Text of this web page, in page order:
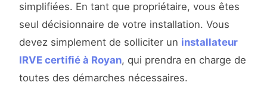
simplifiées. En tant que propriétaire, vous êtes
seul décisionnaire de votre installation. Vous
devez simplement de solliciter un installateur
IRVE certifié à Royan, qui prendra en charge de
toutes des démarches nécessaires.